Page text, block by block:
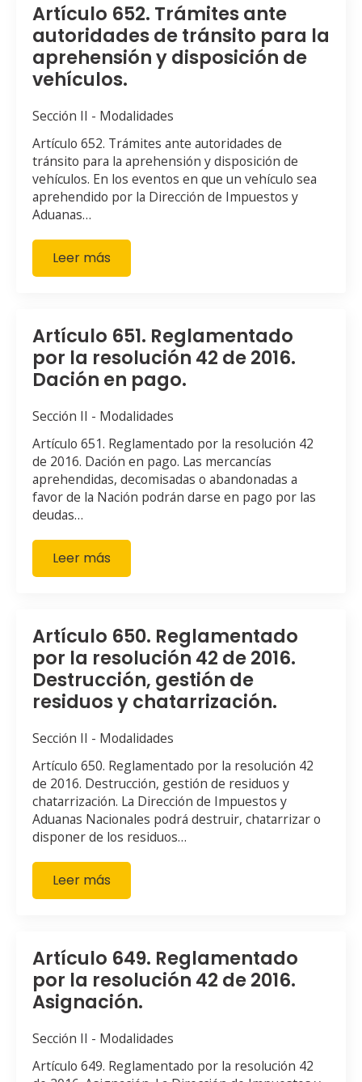
Artículo 652. Trámites ante
autoridades de tránsito para la
aprehensión y disposición de
vehículos.
Sección II - Modalidades
Artículo 652. Trámites ante autoridades de
tránsito para la aprehensión y disposición de
vehículos. En los eventos en que un vehículo sea
aprehendido por la Dirección de Impuestos y
Aduanas…
Leer más
Artículo 651. Reglamentado
por la resolución 42 de 2016.
Dación en pago.
Sección II - Modalidades
Artículo 651. Reglamentado por la resolución 42
de 2016. Dación en pago. Las mercancías
aprehendidas, decomisadas o abandonadas a
favor de la Nación podrán darse en pago por las
deudas…
Leer más
Artículo 650. Reglamentado
por la resolución 42 de 2016.
Destrucción, gestión de
residuos y chatarrización.
Sección II - Modalidades
Artículo 650. Reglamentado por la resolución 42
de 2016. Destrucción, gestión de residuos y
chatarrización. La Dirección de Impuestos y
Aduanas Nacionales podrá destruir, chatarrizar o
disponer de los residuos…
Leer más
Artículo 649. Reglamentado
por la resolución 42 de 2016.
Asignación.
Sección II - Modalidades
Artículo 649. Reglamentado por la resolución 42